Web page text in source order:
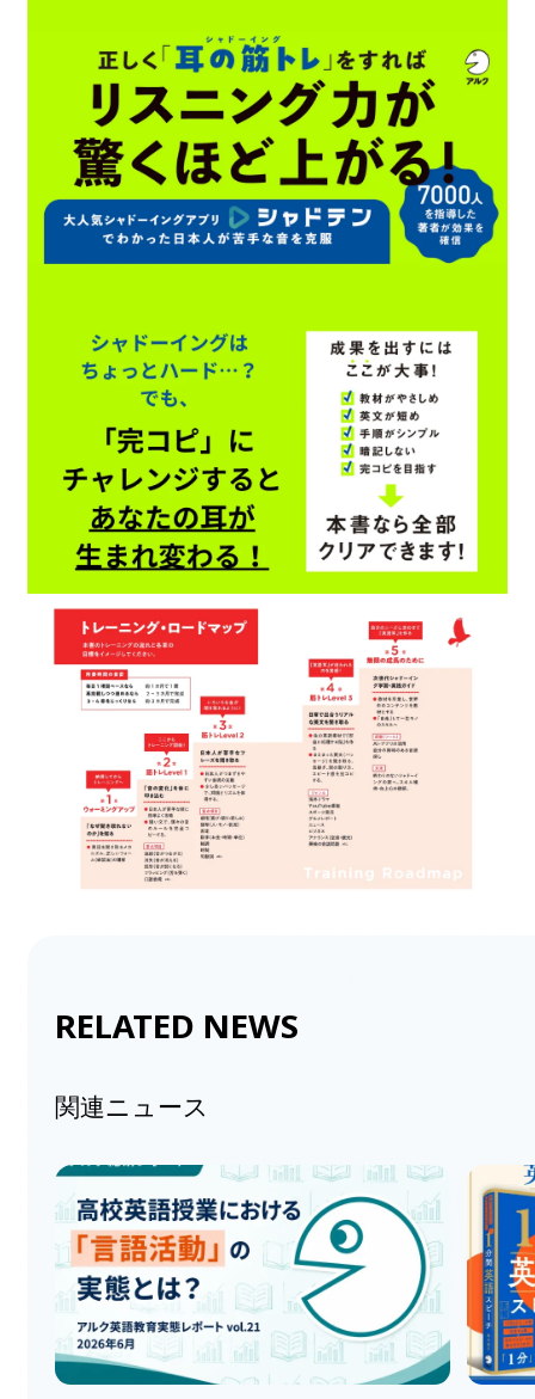
RELATED NEWS
関連ニュース